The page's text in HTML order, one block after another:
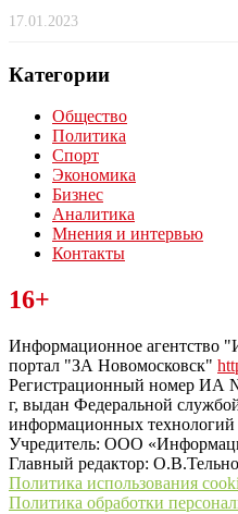
17.01.2023
Категории
Общество
Политика
Спорт
Экономика
Бизнес
Аналитика
Мнения и интервью
Контакты
Читайте последние новости
“ЗаНовомосковск”
16+
Информационное агентство
портал "ЗА Новомосковск"
Регистрационный номер ИА
г, выдан Федеральной
информационных
Учредитель: ООО
Главный редактор:
Политика использования
Политика обработки